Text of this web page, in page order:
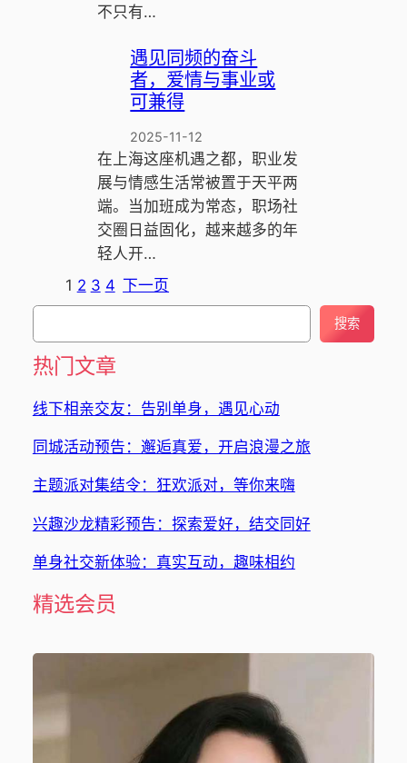
不只有…
遇见同频的奋斗
者，爱情与事业或
可兼得
2025-11-12
在上海这座机遇之都，职业发
展与情感生活常被置于天平两
端。当加班成为常态，职场社
交圈日益固化，越来越多的年
轻人开…
1 2 3 4 下一页
搜
搜索
热门文章
线下相亲交友：告别单身，遇见心动
同城活动预告：邂逅真爱，开启浪漫之旅
主题派对集结令：狂欢派对，等你来嗨
兴趣沙龙精彩预告：探索爱好，结交同好
单身社交新体验：真实互动，趣味相约
精选会员